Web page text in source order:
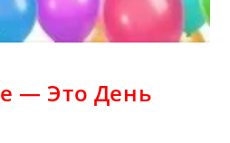
— Это День